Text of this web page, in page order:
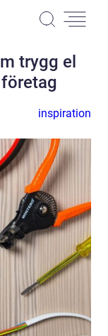
trygg el
inspiration